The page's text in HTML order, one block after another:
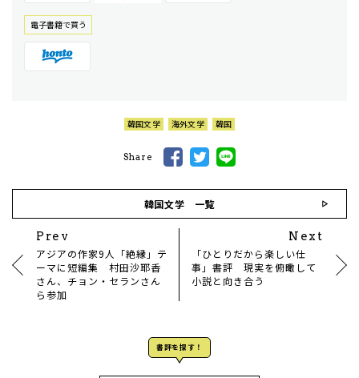
電⼦書籍で買う
韓国文学 海外文学 韓国
Share
韓国文学 一覧
Prev
アジアの作家9人「絶縁」テ
ーマに短編集 村田沙耶香
さん、チョン・セランさん
ら参加
Next
「ひとりだから楽しい仕
事」書評 現実を俯瞰して
小説と向き合う
書評を探す！